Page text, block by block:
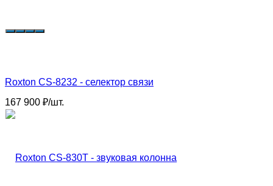
Roxton CS-8232 - селектор связи
167 900 ₽/шт.